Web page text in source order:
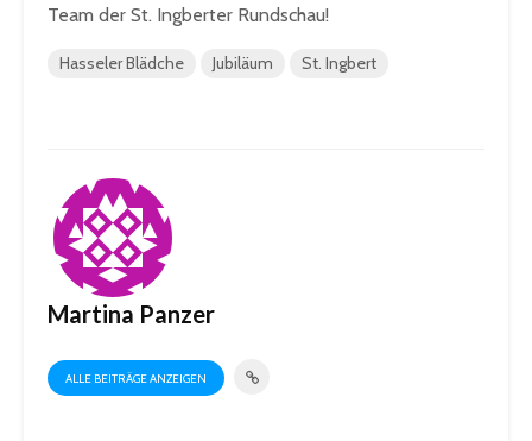
Team der St. Ingberter Rundschau!
Hasseler Blädche Jubiläum St. Ingbert
Martina Panzer
ALLE BEITRÄGE ANZEIGEN